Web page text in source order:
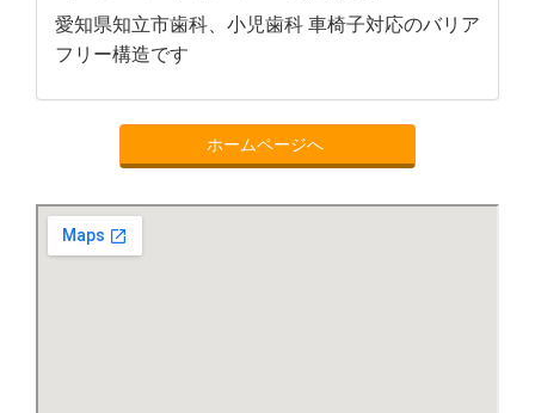
愛知県知立市歯科、小児歯科 車椅子対応のバリア
フリー構造です
ホームページへ